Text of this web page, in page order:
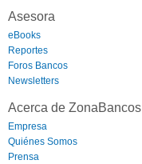
Asesora
eBooks
Reportes
Foros Bancos
Newsletters
Acerca de ZonaBancos
Empresa
Quiénes Somos
Prensa